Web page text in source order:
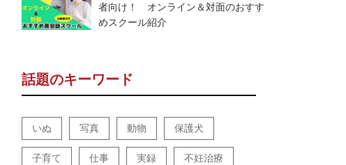
者向け！ オンライン＆対面のおすす
めスクール紹介
話題のキーワード
いぬ 写真 動物 保護犬
子育て 仕事 実録 不妊治療